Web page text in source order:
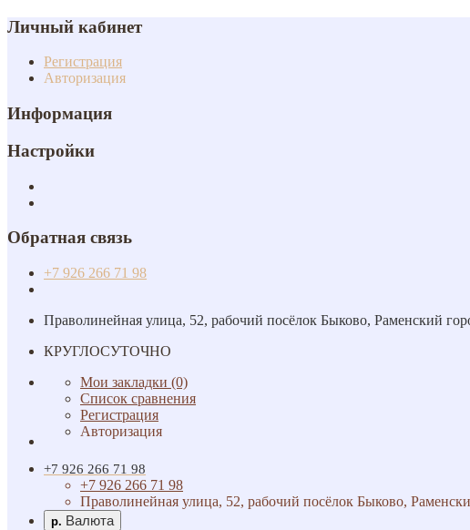
Личный кабинет
Регистрация
Авторизация
Информация
Настройки
Обратная связь
+7 926 266 71 98
Праволинейная улица, 52, рабочий посёлок Быково, Раменский
КРУГЛОСУТОЧНО
Мои закладки (0)
Список сравнения
Регистрация
Авторизация
+7 926 266 71 98
+7 926 266 71 98
Праволинейная улица, 52, рабочий посёлок Быково,
р. Валюта